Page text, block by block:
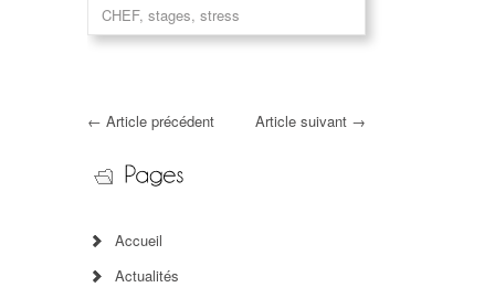
CHEF, stages, stress
← Article précédent Article suivant →
Accueil
Actualités